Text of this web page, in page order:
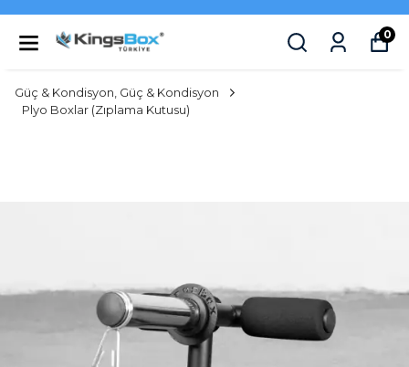
0
Güç & Kondisyon, Güç & Kondisyon
Plyo Boxlar (Zıplama Kutusu)